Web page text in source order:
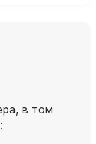
в том